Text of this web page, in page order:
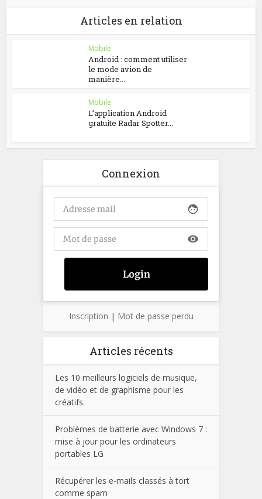
Articles en relation
Mobile
Android : comment utiliser
le mode avion de
manière...
Mobile
L’application Android
gratuite Radar Spotter...
Connexion
face
visibility
Inscription | Mot de passe perdu
Articles récents
Les 10 meilleurs logiciels de musique,
de vidéo et de graphisme pour les
créatifs.
Problèmes de batterie avec Windows 7 :
mise à jour pour les ordinateurs
portables LG
Récupérer les e-mails classés à tort
comme spam